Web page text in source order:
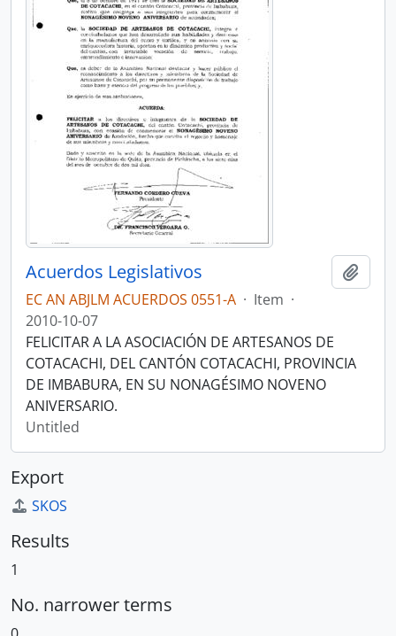
Acuerdos Legislativos
EC AN ABJLM ACUERDOS 0551-A · Item ·
2010-10-07
FELICITAR A LA ASOCIACIÓN DE ARTESANOS DE
COTACACHI, DEL CANTÓN COTACACHI, PROVINCIA
DE IMBABURA, EN SU NONAGÉSIMO NOVENO
ANIVERSARIO.
Untitled
Export
SKOS
Results
1
No. narrower terms